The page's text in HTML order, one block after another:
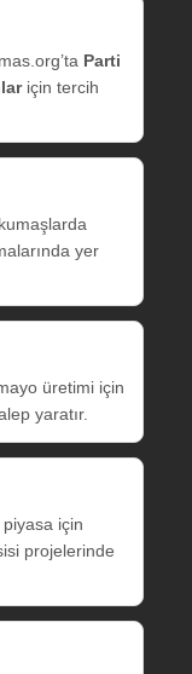
Parti
için tercih
yer
üretimi için
yaratır.
için
projelerinde